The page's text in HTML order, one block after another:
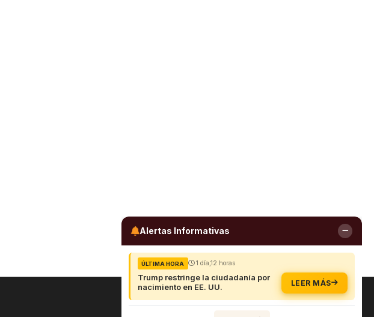
Alertas Informativas
ÚLTIMA HORA 1 día,12 horas
Trump restringe la ciudadanía por
nacimiento en EE. UU.
LEER MÁS